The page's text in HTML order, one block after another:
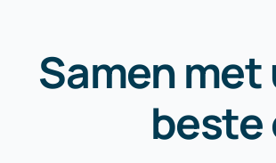
Samen met
beste